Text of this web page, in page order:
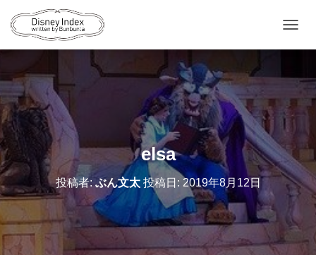
ビ
ー
シ
ン
を
り
替
え
elsa
投稿者: ぶん文太投稿日: 2019年8月12日